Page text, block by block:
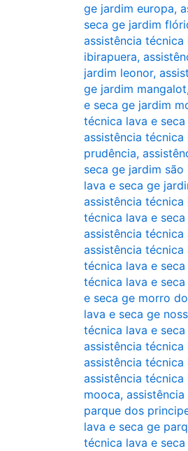
ge jardim europa,
seca ge jardim
assistência
ibirapuera,
jardim leonor,
ge jardim mangalot
e seca ge jardim
técnica lava e
assistência
prudência,
seca ge jardim são
lava e seca ge
assistência
técnica lava e
assistência
assistência
técnica lava e
técnica lava e
e seca ge morro
lava e seca ge
técnica lava e
assistência técnica
assistência
assistência
mooca,
parque dos
lava e seca ge
técnica lava e